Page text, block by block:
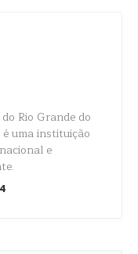
Rio Grande do
é uma instituição
e